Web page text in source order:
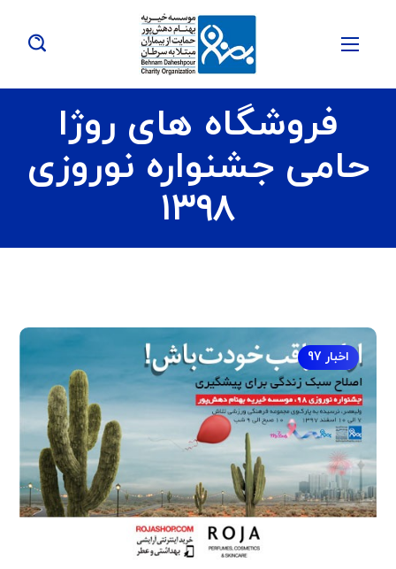
فروشگاه های روژا
حامی جشنواره نوروزی
۱۳۹۸
اخبار 97